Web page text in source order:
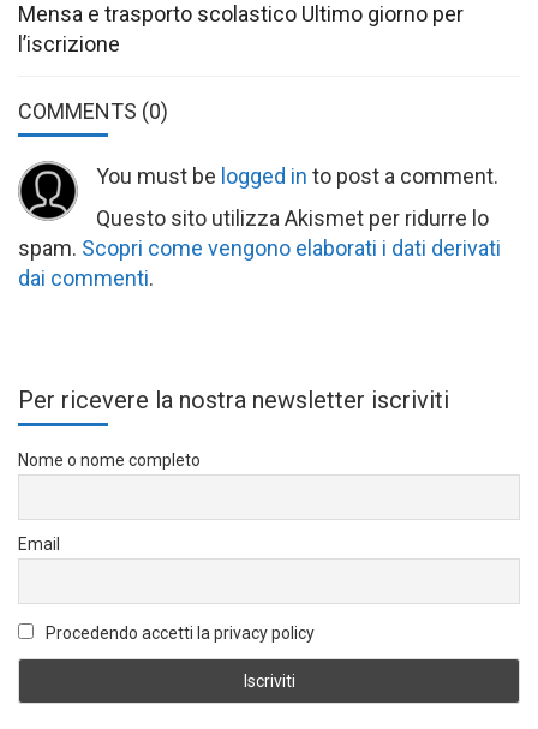
Mensa e trasporto scolastico Ultimo giorno per
l’iscrizione
COMMENTS (0)
You must be logged in to post a comment.
Questo sito utilizza Akismet per ridurre lo
spam. Scopri come vengono elaborati i dati derivati
dai commenti.
Per ricevere la nostra newsletter iscriviti
Nome o nome completo
Email
Procedendo accetti la privacy policy